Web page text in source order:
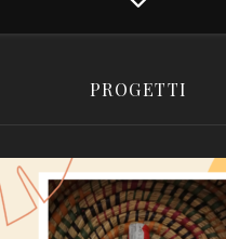
PROGETTI